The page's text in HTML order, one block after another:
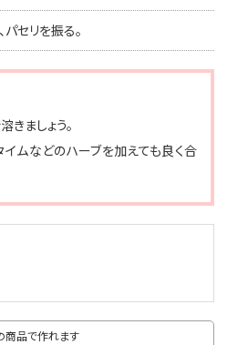
セリを振る。
きましょう。
イムなどのハーブを加えても良く合
商品で作れます